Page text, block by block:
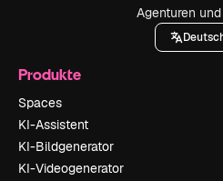
Agenturen
Produkte
Spaces
KI-Assistent
KI-Bildgenerator
KI-Videogenerator